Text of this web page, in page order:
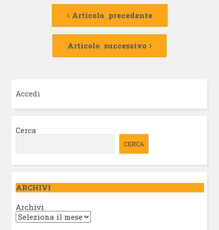
Navigazione
Articolo precedente
Articolo
Articolo successivo
Articolo
Accedi
Cerca
CERCA
ARCHIVI
Archivi